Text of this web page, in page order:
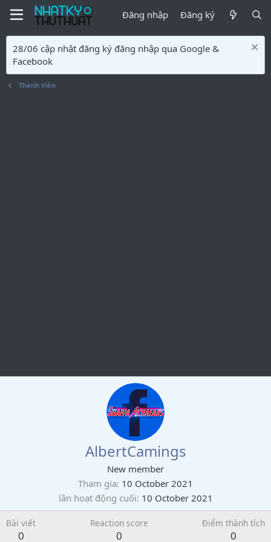
Đăng nhập Đăng ký
28/06 cập nhật đăng ký đăng nhập qua Google &
Facebook
Thành Viên
AlbertCamings
New member
Tham gia 10 October 2021
lần hoạt động cuối 10 October 2021
Bài viết
0
Reaction score
0
Điểm thành tích
0